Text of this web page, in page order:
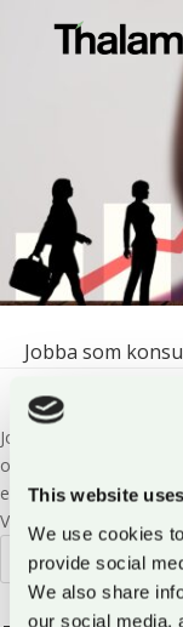
This website
We use cookies
provide social
We also share
our social media,
Jobba som
byThalamus Tech
Jobba som konsult
och uthyrd till en kund.
eller löpa på
Varför ska man inte